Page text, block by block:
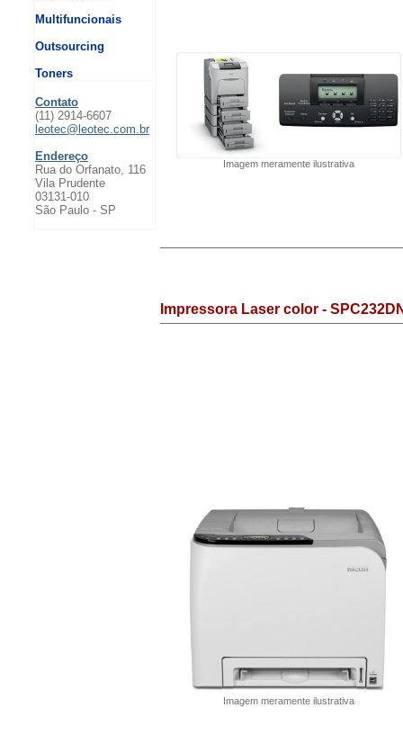
Multifuncionais
Outsourcing
Toners
Contato
(11) 2914-6607
leotec@leotec.com.br
Endereço
Rua do Orfanato, 116
Vila Prudente
03131-010
São Paulo - SP
Imagem meramente ilustrativa
Impressora Laser color -
Imagem meramente ilustrativa